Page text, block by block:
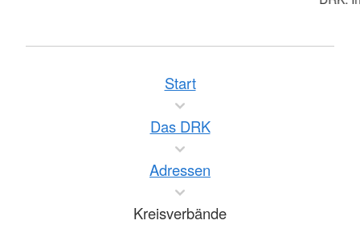
Start
Das DRK
Adressen
Kreisverbände